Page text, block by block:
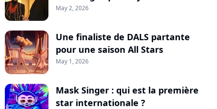
May 2, 2026
Une finaliste de DALS partante
pour une saison All Stars
May 1, 2026
Mask Singer : qui est la première
star internationale ?